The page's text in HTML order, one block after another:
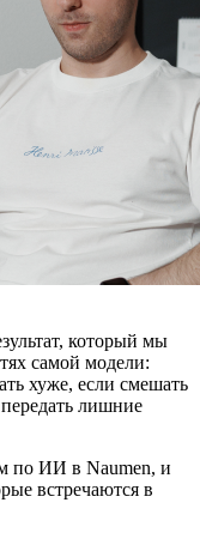
который мы
самой модели:
хуже, если смешать
передать лишние
по ИИ в Naumen, и
встречаются в